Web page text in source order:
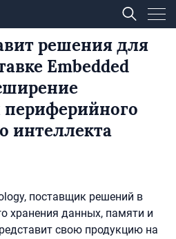
решения для
Embedded
интеллекта
поставщик решений в
хранения данных, памяти и
свою продукцию на